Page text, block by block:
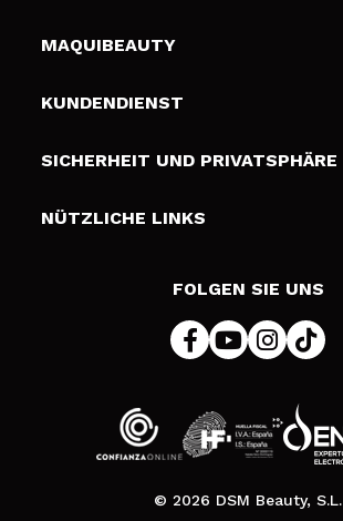
MAQUIBEAUTY
Über uns
Geschenkkarten
KUNDENDIENST
Liefer- und Versandkosten
Zahlung
SICHERHEIT UND PRIVATSPHÄRE
Bedingungen und Datenschutz
NÜTZLICHE LINKS
FOLGEN SIE UNS
© 2026 DSM Beauty, S.L.